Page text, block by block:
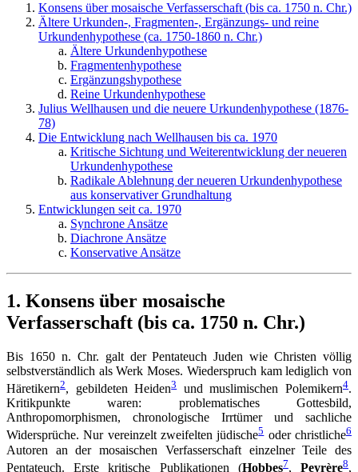
Konsens über mosaische Verfasserschaft (bis ca. 1750 n. Chr.)
Ältere Urkunden-, Fragmenten-, Ergänzungs- und reine
Urkundenhypothese (ca. 1750-1860 n. Chr.)
Ältere Urkundenhypothese
Fragmentenhypothese
Ergänzungshypothese
Reine Urkundenhypothese
Julius Wellhausen und die neuere Urkundenhypothese (1876-
78)
Die Entwicklung nach Wellhausen bis ca. 1970
Kritische Sichtung und Weiterentwicklung der neueren
Urkundenhypothese
Radikale Ablehnung der neueren Urkundenhypothese
aus konservativer Grundhaltung
Entwicklungen seit ca. 1970
Synchrone Ansätze
Diachrone Ansätze
Konservative Ansätze
1. Konsens über mosaische
Verfasserschaft (bis ca. 1750 n. Chr.)
Bis 1650 n. Chr. galt der Pentateuch Juden wie Christen völlig
selbstverständlich als Werk Moses. Wiederspruch kam lediglich von
Häretikern2, gebildeten Heiden3und muslimischen Polemikern4.
Kritikpunkte waren: problematisches Gottesbild,
Anthropomorphismen, chronologische Irrtümer und sachliche
Widersprüche. Nur vereinzelt zweifelten jüdische5oder christliche6
Autoren an der mosaischen Verfasserschaft einzelner Teile des
Pentateuch. Erste kritische Publikationen (Hobbes7,Peyrère8,